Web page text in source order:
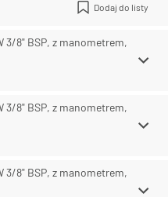
Dodaj do listy
3/8" BSP, z manometrem,
3/8" BSP, z manometrem,
3/8" BSP, z manometrem,